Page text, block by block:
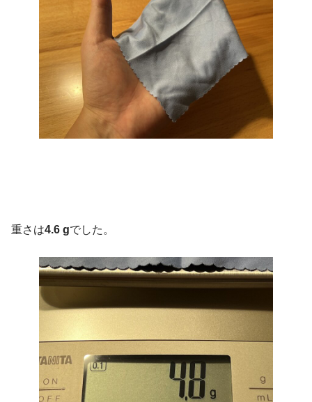
重さは4.6 gでした。